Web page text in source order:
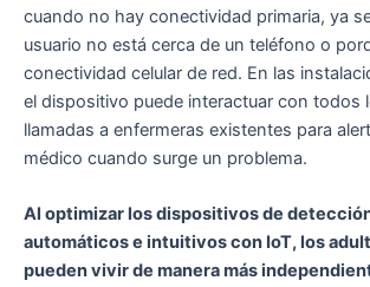
cuando no hay conectividad primaria, ya
usuario no está cerca de un teléfono o
conectividad celular de red. En las
el dispositivo puede interactuar con todos
llamadas a enfermeras existentes para
médico cuando surge un problema.
Al optimizar los dispositivos de
automáticos e intuitivos con IoT, los
pueden vivir de manera más